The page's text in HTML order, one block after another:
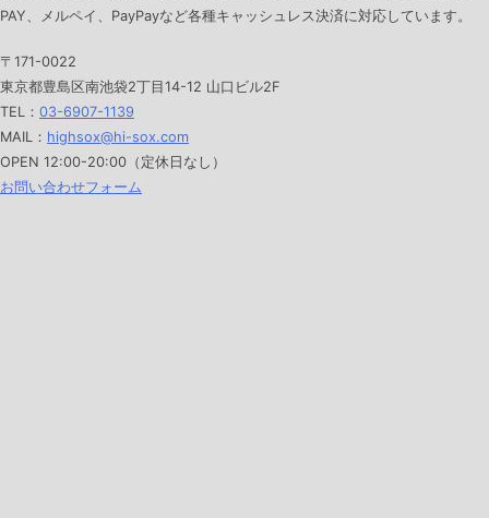
PAY、メルペイ、PayPayなど各種キャッシュレス決済に対応しています。
〒171-0022
東京都豊島区南池袋2丁目14-12 山口ビル2F
TEL： 03-6907-1139
MAIL： highsox@hi-sox.com
OPEN 12:00-20:00（定休日なし）
お問い合わせフォーム